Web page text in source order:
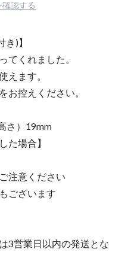
確認する
)】
てくれました。
えます。
控えください。
さ）19mm
た場合】
注意ください
ございます
3営業日以内の発送とな